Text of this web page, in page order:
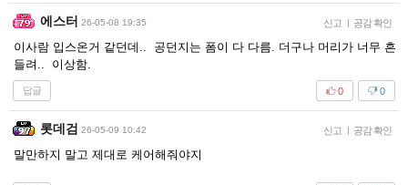
에스터 26-05-08 19:35 신고 | 공감 확인
이사람 입스온거 같던데.. 공던지는 폼이 다 다름. 더구나 머리가 너무 흔
들려.. 이상함.
답글 0
0
롯데검 26-05-09 10:42 신고 | 공감 확인
말만하지 말고 제대로 케어해줘야지